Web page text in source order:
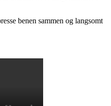
benen sammen og langsomt